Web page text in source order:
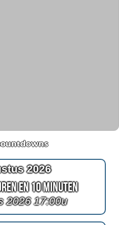
2026
en 10 Minuten
2026 17:00u